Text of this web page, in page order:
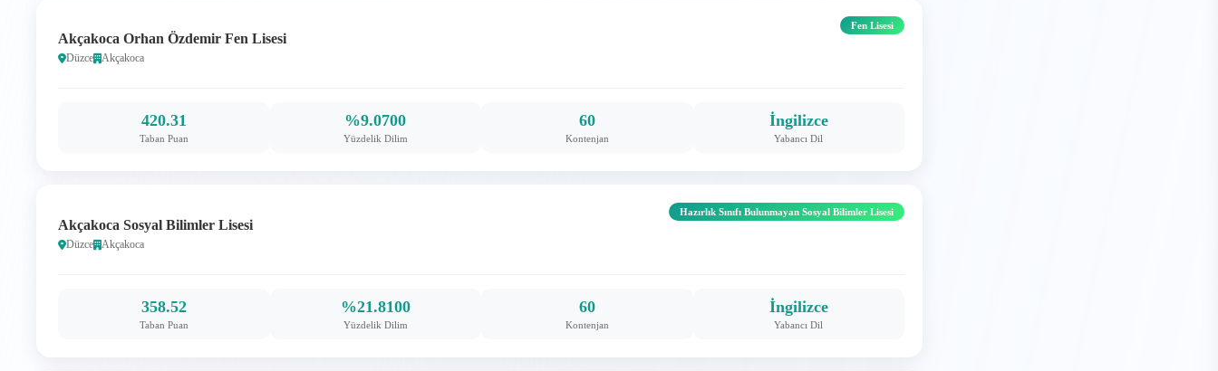
Akçakoca Orhan Özdemir Fen Lisesi
Düzce Akçakoca
Fen Lisesi
420.31
Taban Puan
%9.0700
Yüzdelik Dilim
60
Kontenjan
İngilizce
Yabancı Dil
Akçakoca Sosyal Bilimler Lisesi
Düzce Akçakoca
Hazırlık Sınıfı Bulunmayan Sosyal Bilimler Lisesi
358.52
Taban Puan
%21.8100
Yüzdelik Dilim
60
Kontenjan
İngilizce
Yabancı Dil